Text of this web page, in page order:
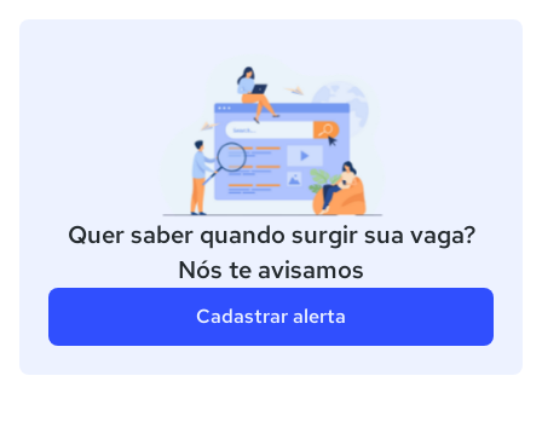
Quer saber quando surgir sua vaga?
Nós te avisamos
Cadastrar alerta